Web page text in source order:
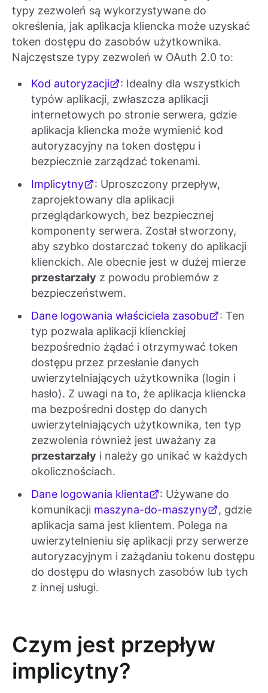
typy zezwoleń są wykorzystywane do
określenia, jak aplikacja kliencka może uzyskać
token dostępu do zasobów użytkownika.
Najczęstsze typy zezwoleń w OAuth 2.0 to:
Kod autoryzacji
: Idealny dla wszystkich
typów aplikacji, zwłaszcza aplikacji
internetowych po stronie serwera, gdzie
aplikacja kliencka może wymienić kod
autoryzacyjny na token dostępu i
bezpiecznie zarządzać tokenami.
Implicytny
: Uproszczony przepływ,
zaprojektowany dla aplikacji
przeglądarkowych, bez bezpiecznej
komponenty serwera. Został stworzony,
aby szybko dostarczać tokeny do aplikacji
klienckich. Ale obecnie jest w dużej mierze
przestarzały z powodu problemów z
bezpieczeństwem.
Dane logowania właściciela zasobu
: Ten
typ pozwala aplikacji klienckiej
bezpośrednio żądać i otrzymywać token
dostępu przez przesłanie danych
uwierzytelniających użytkownika (login i
hasło). Z uwagi na to, że aplikacja kliencka
ma bezpośredni dostęp do danych
uwierzytelniających użytkownika, ten typ
zezwolenia również jest uważany za
przestarzały i należy go unikać w każdych
okolicznościach.
Dane logowania klienta
: Używane do
komunikacji maszyna-do-maszyny
, gdzie
aplikacja sama jest klientem. Polega na
uwierzytelnieniu się aplikacji przy serwerze
autoryzacyjnym i zażądaniu tokenu dostępu
do dostępu do własnych zasobów lub tych
z innej usługi.
Czym jest przepływ
implicytny?